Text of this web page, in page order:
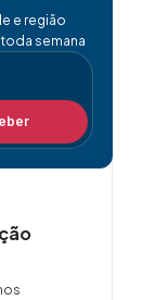
e região
semana